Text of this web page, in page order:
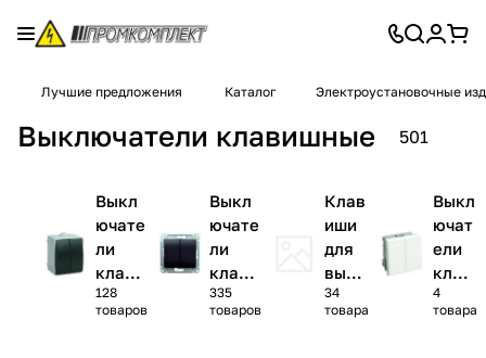
Лучшие предложения Каталог Электроустановочные
Выключатели клавишные 501
Выкл
ючате
ли
клави
шные
накла
128
товаров
Выкл
ючате
ли
клави
шные
скрыт
335
товаров
Клав
иши
для
выкл
ючат
елей
34
товара
Выкл
ючат
ели
клав
ишны
е в
4
товара